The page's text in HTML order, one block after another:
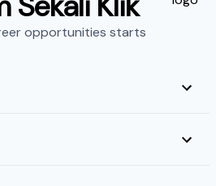
opportunities starts